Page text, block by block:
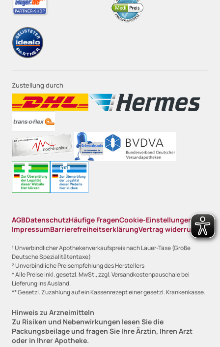
Zustellung durch
AGBDatenschutzHäufige FragenCookie-Einstellungen
ImpressumBarrierefreiheitserklärungVertrag widerrufen
¹ Unverbindlicher Apothekenverkaufspreis nach Lauer-Taxe (Große
Deutsche Spezialitätentaxe)
² Unverbindliche Preisempfehlung des Herstellers
* Alle Preise inkl. gesetzl. MwSt., zzgl. Versandkostenpauschale bei
Lieferung ins Ausland.
** Gesetzl. Zuzahlung auf ein Kassenrezept einer gesetzl. Krankenkasse.
Hinweis zu Arzneimitteln
Zu Risiken und Nebenwirkungen lesen Sie die
Packungsbeilage und fragen Sie Ihre Ärztin, Ihren Arzt
oder in Ihrer Apotheke.